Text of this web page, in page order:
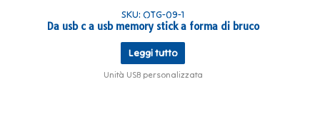
SKU: OTG-09-1
Da usb c a usb memory stick a forma di bruco
Leggi tutto
Unità USB personalizzata